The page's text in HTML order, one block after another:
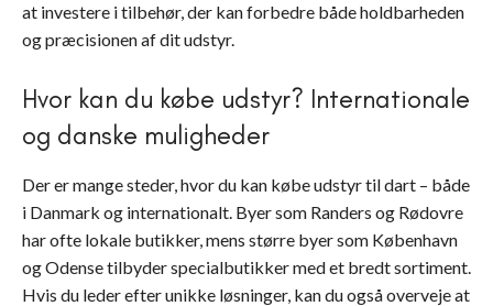
at investere i tilbehør, der kan forbedre både holdbarheden
og præcisionen af dit udstyr.
Hvor kan du købe udstyr? Internationale
og danske muligheder
Der er mange steder, hvor du kan købe udstyr til dart – både
i Danmark og internationalt. Byer som Randers og Rødovre
har ofte lokale butikker, mens større byer som København
og Odense tilbyder specialbutikker med et bredt sortiment.
Hvis du leder efter unikke løsninger, kan du også overveje at